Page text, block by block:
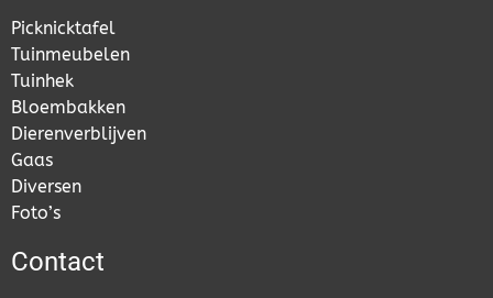
Picknicktafel
Tuinmeubelen
Tuinhek
Bloembakken
Dierenverblijven
Gaas
Diversen
Foto’s
Contact